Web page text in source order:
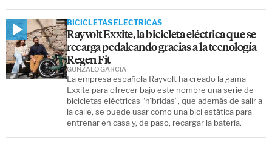
BICICLETAS ELÉCTRICAS
Rayvolt Exxite, la bicicleta eléctrica que se
recarga pedaleando gracias a la tecnología
Regen Fit
La empresa española Rayvolt ha creado la gama
Exxite para ofrecer bajo este nombre una serie de
bicicletas eléctricas “híbridas”, que además de salir a
la calle, se puede usar como una bici estática para
entrenar en casa y, de paso, recargar la batería.
GONZALO GARCÍA